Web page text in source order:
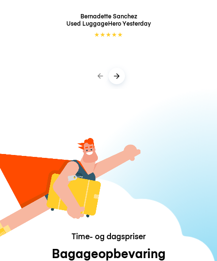
Bernadette Sanchez
Used LuggageHeroYesterday
★★★★★
Time- og dagspriser
Bagageopbevaring